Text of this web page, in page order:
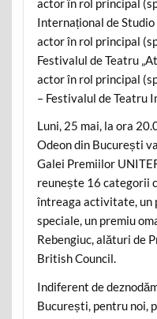
actor în rol principal
Internațional de
actor în rol principal
Festivalul de Teatru
actor în rol principal
– Festivalul de Teatru
Luni, 25 mai, la ora
Odeon din București
Galei Premiilor
reunește 16 categorii
întreaga activitate, un
speciale, un premiu
Rebengiuc, alături de
British Council.
Indiferent de
București, pentru noi,